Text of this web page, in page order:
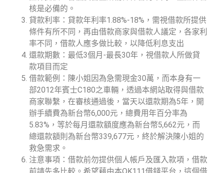
核是必備的。
貸款利率：貸款年利率1.88%-18%，需視借款所提供
條件有所不同，再由借款商家與借款人議定，各家利
率不同，借款人應多做比較，以降低利息支出
還款期數：最低3個月-最長30年，視借款人所做貸
款項目而定
借款範例：陳小姐因為急需現金30萬，而本身有一
部2012年賓士C180之車輛，透過本網站取得與借款
商家聯繫，在審核通過後，當天以還款期為5年，開
辦手續費為新台幣6,000元，總費用年百分率為
5.83%，等於每月還款額度應為新台幣5,662元，而
總還款額則為新台幣339,677元，終於解決陳小姐的
救急需求。
注意事項：借款前勿提供個人帳戶及匯入款項，借款